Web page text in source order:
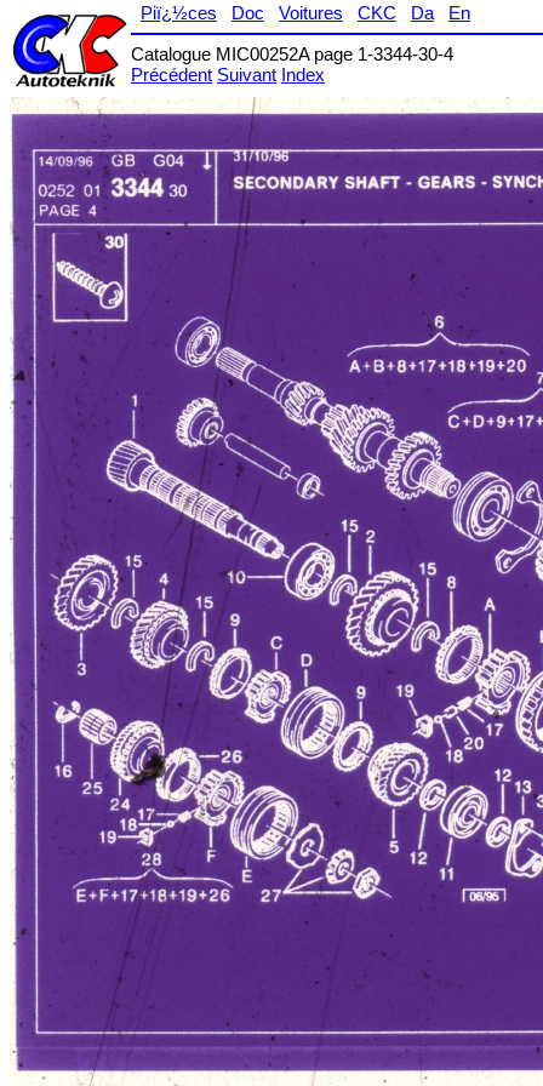
Piï¿½ces Doc Voitures CKC Da
En
Catalogue MIC00252A page 1-3344-30-4
Précédent Suivant Index